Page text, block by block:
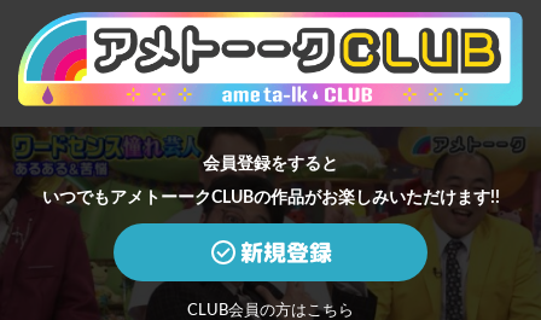
会員登録をすると
いつでもアメトーークCLUBの作品がお楽しみいただけます!!
新規登録
CLUB会員の方はこちら